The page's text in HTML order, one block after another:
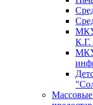
К.Г.
МКУ
Массовые